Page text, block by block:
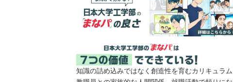
知識の詰め込みではなく創造性を育むカリキュラ